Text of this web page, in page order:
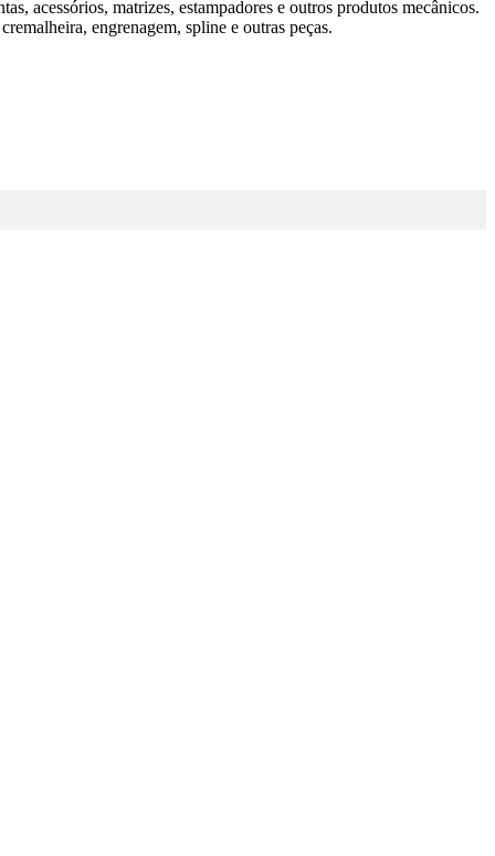
acessórios, matrizes, estampadores e outros produtos mecânicos.
engrenagem, spline e outras peças.